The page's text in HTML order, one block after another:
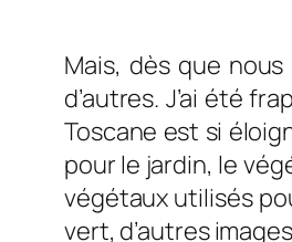
Mais, dès que
d’autres. J’ai été
Toscane est si
pour le jardin, le
végétaux utilisés
vert, d’autres